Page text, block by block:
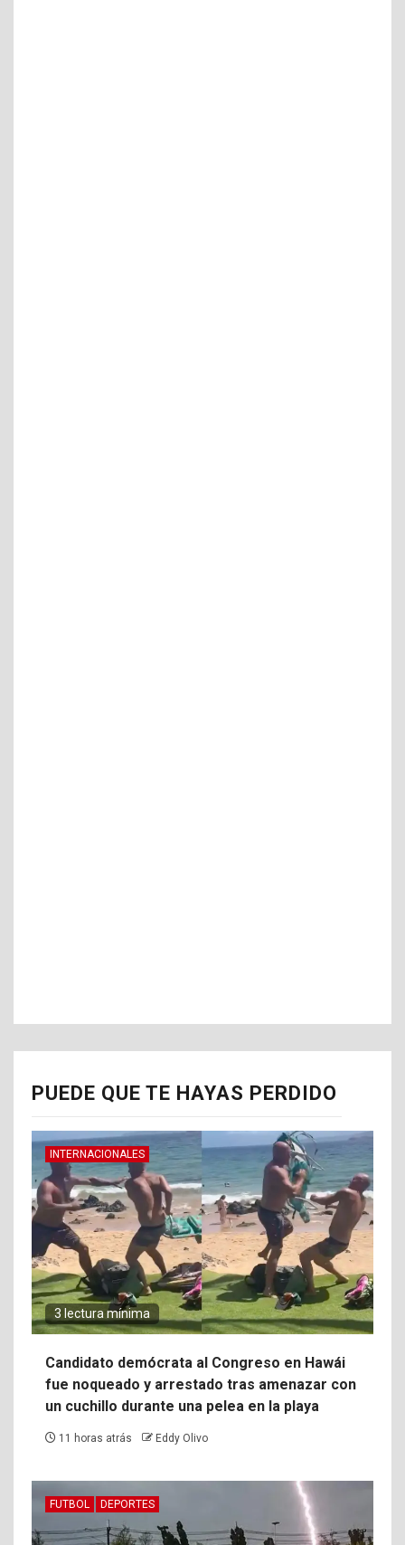
PUEDE QUE TE HAYAS PERDIDO
INTERNACIONALES
3 lectura mínima
Candidato demócrata al Congreso en Hawái
fue noqueado y arrestado tras amenazar con
un cuchillo durante una pelea en la playa
11 horas atrás Eddy Olivo
FUTBOL DEPORTES